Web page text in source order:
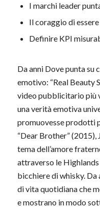
I marchi leader
Il coraggio di
Definire KPI
Da anni Dove punta
emotivo: “Real Beauty
video pubblicitario più
una verità emotiva
promuovesse prodotti
“Dear Brother”
tema dell’amore
attraverso le Highlands
bicchiere di whisky.
di vita quotidiana che
e mostrano in modo